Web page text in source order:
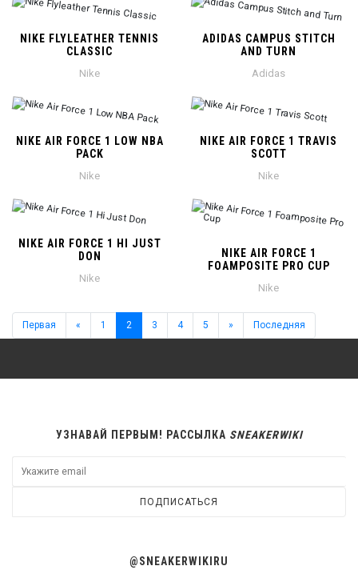
NIKE FLYLEATHER TENNIS
CLASSIC
Nike
ADIDAS CAMPUS STITCH
AND TURN
Adidas
NIKE AIR FORCE 1 LOW NBA
PACK
Nike
NIKE AIR FORCE 1 TRAVIS
SCOTT
Nike
NIKE AIR FORCE 1 HI JUST
DON
Nike
NIKE AIR FORCE 1
FOAMPOSITE PRO CUP
Nike
Первая « 1 2 3 4 5 » Последняя
@SNEAKERWIKIRU
УЗНАВАЙ ПЕРВЫМ! РАССЫЛКА SNEAKERWIKI
ПОДПИСАТЬСЯ